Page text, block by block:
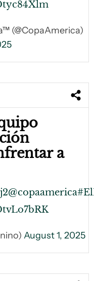
(@CopaAmerica)
a
@copaamerica
August 1, 2025